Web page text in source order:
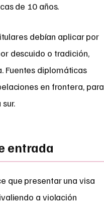
de 10 años.
debían aplicar por
descuido o tradición,
Fuentes diplomáticas
en frontera, para
entrada
que presentar una visa
a violación